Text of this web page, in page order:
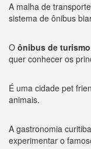
A malha de
sistema de ônibus
O ônibus de
quer conhecer os
É uma cidade pet
animais.
A gastronomia
experimentar o